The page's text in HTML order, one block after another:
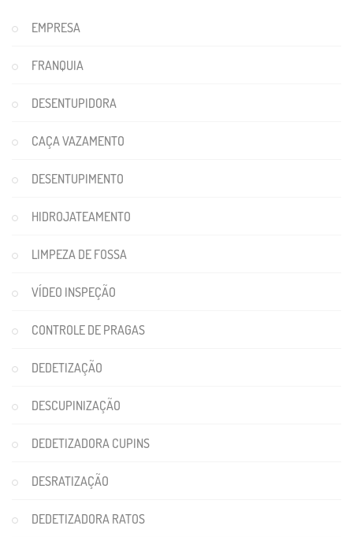
EMPRESA
FRANQUIA
DESENTUPIDORA
CAÇA VAZAMENTO
DESENTUPIMENTO
HIDROJATEAMENTO
LIMPEZA DE FOSSA
VÍDEO INSPEÇÃO
CONTROLE DE PRAGAS
DEDETIZAÇÃO
DESCUPINIZAÇÃO
DEDETIZADORA CUPINS
DESRATIZAÇÃO
DEDETIZADORA RATOS